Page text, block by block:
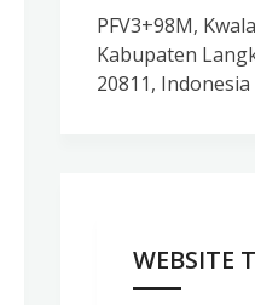
PFV3+98M,
Kabupaten
20811, Indonesia
WEBSITE